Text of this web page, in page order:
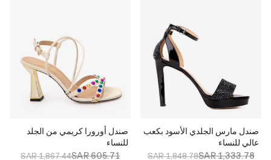
صندل مارس الجلدي الأسود بكعب
عالي للنساء
SAR 1,333.78
SAR 1,848.78
صندل أورورا كريمي من الجلد
للنساء
SAR 605.71
SAR 1,867.44